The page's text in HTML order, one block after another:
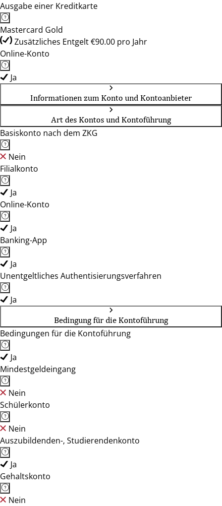
Ausgabe einer Kreditkarte
Mastercard Gold
Zusätzliches Entgelt €90.00 pro Jahr
Online-Konto
Ja
Informationen zum Konto und Kontoanbieter
Art des Kontos und Kontoführung
Basiskonto nach dem ZKG
Nein
Filialkonto
Ja
Online-Konto
Ja
Banking-App
Ja
Unentgeltliches Authentisierungsverfahren
Ja
Bedingung für die Kontoführung
Bedingungen für die Kontoführung
Ja
Mindestgeldeingang
Nein
Schülerkonto
Nein
Auszubildenden-, Studierendenkonto
Ja
Gehaltskonto
Nein